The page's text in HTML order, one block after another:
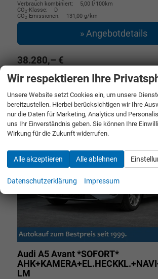
Verbrauch kombiniert:
5,00 l/100km
CO2-Klasse:
D
CO2-Emissionen: 131,00 g/km
» Angebotdetails
38.280,– €
incl. 19% MwSt.
Audi A5 Avant*SOFORT*
LM
Wir respektieren Ihre
Unsere Website setzt Cookies ein, um unsere
bereitzustellen. Hierbei berücksichtigen wir Ihre
nur die Daten für Marketing, Analytics und
uns Ihr Einverständnis geben. Sie können Ihre
Wirkung für die Zukunft widerrufen.
Alle akzeptieren Alle ablehnen
Datenschutzerklärung Impressum